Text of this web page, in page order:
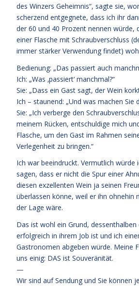
des Winzers Geheimnis“, sagte sie,
scherzend entgegnete, dass ich ihr
der 60 und 40 Prozent nennen würde,
einer Flasche mit Schraubverschluss
immer stärker Verwendung findet)
Bedienung: „Das passiert auch
Ich: „Was ‚passiert‘ manchmal?“
Sie: „Dass ein Gast sagt, der Wein
Ich – staunend: „Und was machen Sie
Sie: „Ich verberge den
meinem Rücken, entschuldige mich
Flasche, um den Gast im Rahmen
Verlegenheit zu bringen.“
Ich war beeindruckt. Vermutlich würde
sagen, dass er nicht die Spur einer
diesen exzellenten Wein ja seinen
überlassen könne, weil er ihn ohnehin
der Lage wäre.
Das ist wohl ein Grund,
erfolgreich in ihrem Job ist und ich
Gastronomen abgeben würde. Meine
uns einig: DAS ist Souveränität.
—
Wir sind auf Sendung und Sie können